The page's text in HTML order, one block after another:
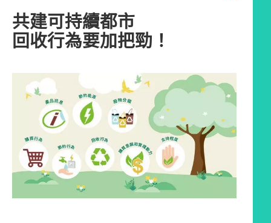
共建可持續都市
回收行為要加把勁！